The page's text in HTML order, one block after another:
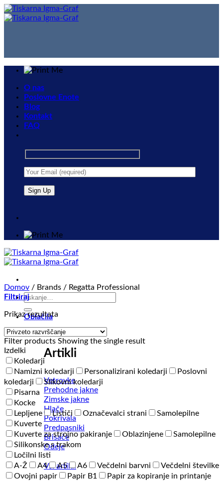
Skip
to
O nas
Poslovne Enote
Blog
Kontakt
FAQ
Išči:
Oblačila
Artikli
Vetrovke
Prehodne jakne
Zimske jakne
Hlače
Pokrivala
Predpasniki
Brisače
Odeje
Vsi artikli
Domov / Brands / Regatta Professional
Filtriraj
Prikaz rezultata
Filter products Showing the single result
Izdelki
Koledarji
Namizni koledarji
Personalizirani koledarji
Poslovni
koledarji
Slikovni koledarji
Pisarna
Kocke
Lepljene
Lističi Označevalci strani
Samolepilne
Kuverte
Kuverte za strojno pakiranje
Oblazinjene
Samolepilne
Silikonske s trakom
Ločilni listi
A-Ž
A4 A5 A6 Večdelni barvni
Večdelni številke
Ovojni papir
Papir B1
Papir za kopiranje in printanje